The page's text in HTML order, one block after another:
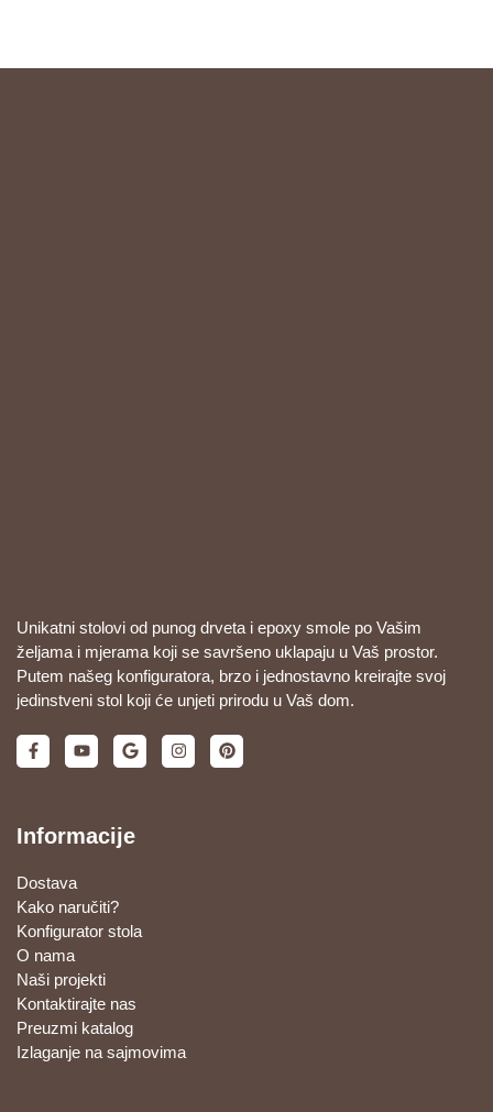
Unikatni stolovi od punog drveta i epoxy smole po Vašim
željama i mjerama koji se savršeno uklapaju u Vaš prostor.
Putem našeg konfiguratora, brzo i jednostavno kreirajte svoj
jedinstveni stol koji će unjeti prirodu u Vaš dom.
Informacije
Dostava
Kako naručiti?
Konfigurator stola
O nama
Naši projekti
Kontaktirajte nas
Preuzmi katalog
Izlaganje na sajmovima